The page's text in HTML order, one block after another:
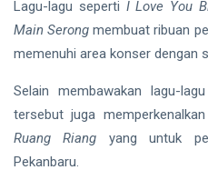
Finalis
Pilmapres
2026
Siak Sri Indrapura
Prabowo Subianto
Indonesia
Pekanbaru
Lagu-lagu seperti I Love You
Main Serong membuat ribuan
memenuhi area konser dengan
Selain membawakan lagu-
tersebut juga
Ruang Riang yang untuk
Pekanbaru.